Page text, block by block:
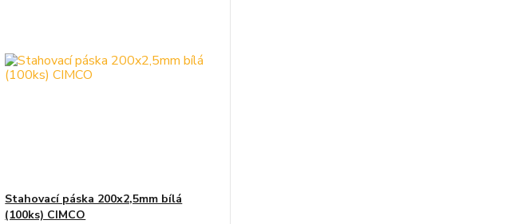
Stahovací páska 200x2,5mm bílá
(100ks) CIMCO